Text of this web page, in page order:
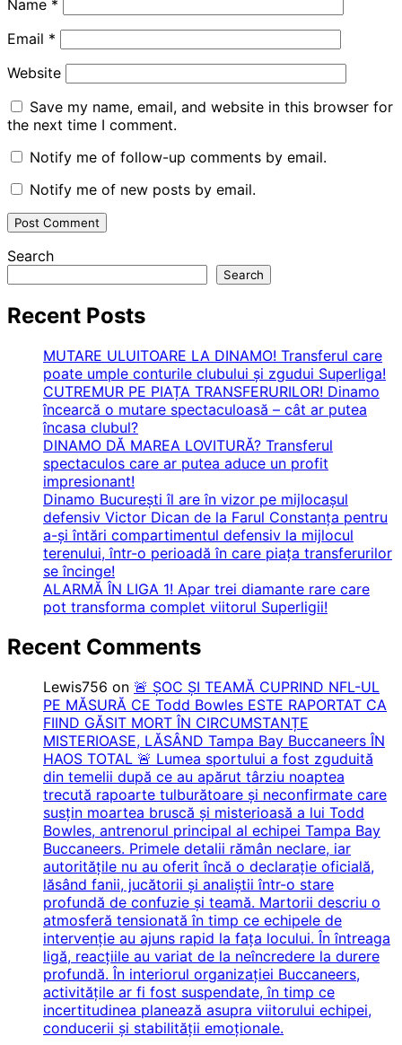
Name *
Email *
Website
Save my name, email, and website in this browser for
the next time I comment.
Notify me of follow-up comments by email.
Notify me of new posts by email.
Search
Search
Recent Posts
MUTARE ULUITOARE LA DINAMO! Transferul care
poate umple conturile clubului și zgudui Superliga!
CUTREMUR PE PIAȚA TRANSFERURILOR! Dinamo
încearcă o mutare spectaculoasă – cât ar putea
încasa clubul?
DINAMO DĂ MAREA LOVITURĂ? Transferul
spectaculos care ar putea aduce un profit
impresionant!
Dinamo București îl are în vizor pe mijlocașul
defensiv Victor Dican de la Farul Constanța pentru
a-și întări compartimentul defensiv la mijlocul
terenului, într-o perioadă în care piața transferurilor
se încinge!
ALARMĂ ÎN LIGA 1! Apar trei diamante rare care
pot transforma complet viitorul Superligii!
Recent Comments
Lewis756 on 🚨 ȘOC ȘI TEAMĂ CUPRIND NFL-UL
PE MĂSURĂ CE Todd Bowles ESTE RAPORTAT CA
FIIND GĂSIT MORT ÎN CIRCUMSTANȚE
MISTERIOASE, LĂSÂND Tampa Bay Buccaneers ÎN
HAOS TOTAL 🚨 Lumea sportului a fost zguduită
din temelii după ce au apărut târziu noaptea
trecută rapoarte tulburătoare și neconfirmate care
susțin moartea bruscă și misterioasă a lui Todd
Bowles, antrenorul principal al echipei Tampa Bay
Buccaneers. Primele detalii rămân neclare, iar
autoritățile nu au oferit încă o declarație oficială,
lăsând fanii, jucătorii și analiștii într-o stare
profundă de confuzie și teamă. Martorii descriu o
atmosferă tensionată în timp ce echipele de
intervenție au ajuns rapid la fața locului. În întreaga
ligă, reacțiile au variat de la neîncredere la durere
profundă. În interiorul organizației Buccaneers,
activitățile ar fi fost suspendate, în timp ce
incertitudinea planează asupra viitorului echipei,
conducerii și stabilității emoționale.